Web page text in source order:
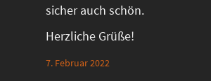
sicher auch schön.
Herzliche Grüße!
7. Februar 2022